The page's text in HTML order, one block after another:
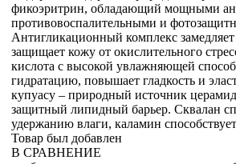
фикоэритрин, обладающий мощными
противовоспалительными и
Антигликационный комплекс
защищает кожу от окислительного
кислота с высокой увлажняющей
гидратацию, повышает гладкость и
купуасу – природный источник
защитный липидный барьер. Сквалан
удержанию влаги, каламин
Товар был добавлен
В СРАВНЕНИЕ